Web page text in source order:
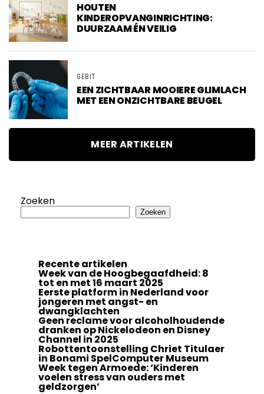
HOUTEN
KINDEROPVANGINRICHTING:
DUURZAAM ÉN VEILIG
GEBIT
EEN ZICHTBAAR MOOIERE GLIMLACH
MET EEN ONZICHTBARE BEUGEL
MEER ARTIKELEN
Zoeken
Zoeken
Recente artikelen
Week van de Hoogbegaafdheid: 8
tot en met 16 maart 2025
Eerste platform in Nederland voor
jongeren met angst- en
dwangklachten
Geen reclame voor alcoholhoudende
dranken op Nickelodeon en Disney
Channel in 2025
Robottentoonstelling Chriet Titulaer
in Bonami SpelComputer Museum
Week tegen Armoede: ‘Kinderen
voelen stress van ouders met
geldzorgen’